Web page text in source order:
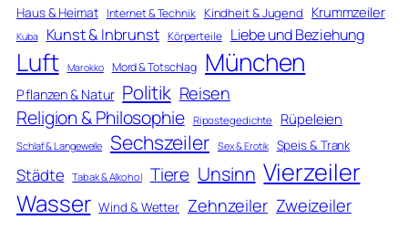
Haus & Heimat Internet & Technik Kindheit & Jugend Krummzeiler
Kuba Kunst & Inbrunst Körperteile Liebe und Beziehung
Luft Marokko Mord & Totschlag München
Pflanzen & Natur Politik Reisen
Religion & Philosophie Ripostegedichte Rüpeleien
Schlaf & Langeweile Sechszeiler Sex & Erotik Speis & Trank
Städte Tabak & Alkohol Tiere Unsinn Vierzeiler
Wasser Wind & Wetter Zehnzeiler Zweizeiler